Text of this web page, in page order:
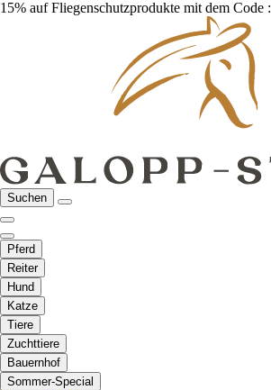
15% auf Fliegenschutzprodukte mit dem Code :
Suchen
Pferd
Reiter
Hund
Katze
Tiere
Zuchttiere
Bauernhof
Sommer-Special